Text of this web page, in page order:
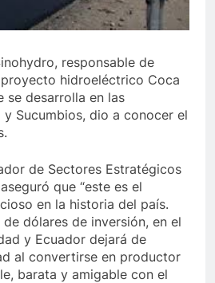
responsable de
hidroeléctrico Coca
se desarrolla en las
Sucumbios, dio a conocer el
de Sectores Estratégicos
que “este es el
en la historia del país.
dólares de inversión, en el
y Ecuador dejará de
al convertirse en productor
barata y amigable con el